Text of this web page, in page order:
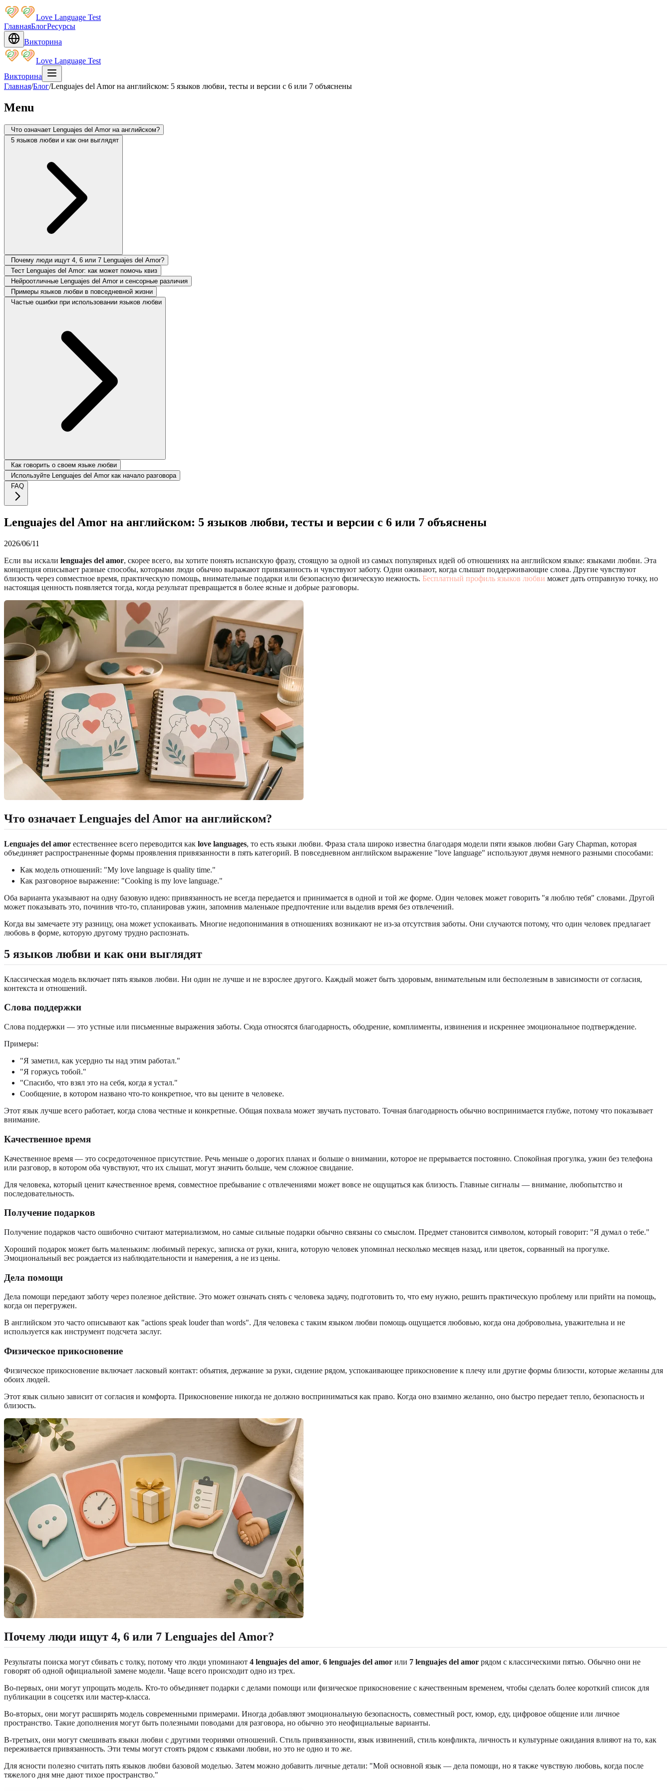
Love Language Test
ГлавнаяБлогРесурсы
Викторина
Love Language Test
Викторина
Главная/Блог/Lenguajes del Amor на английском: 5 языков любви, тесты и версии с 6 или 7 объяснены
Menu
Что означает Lenguajes del Amor на английском?
5 языков любви и как они выглядят
Почему люди ищут 4, 6 или 7 Lenguajes del Amor?
Тест Lenguajes del Amor: как может помочь квиз
Нейроотличные Lenguajes del Amor и сенсорные различия
Примеры языков любви в повседневной жизни
Частые ошибки при использовании языков любви
Как говорить о своем языке любви
Используйте Lenguajes del Amor как начало разговора
FAQ
Lenguajes del Amor на английском: 5 языков любви, тесты и версии с 6 или 7 объяснены
2026/06/11
Если вы искали lenguajes del amor, скорее всего, вы хотите понять испанскую фразу, стоящую за одной из самых популярных идей об отношениях на английском языке: языками любви. Эта
концепция описывает разные способы, которыми люди обычно выражают привязанность и чувствуют заботу. Одни оживают, когда слышат поддерживающие слова. Другие чувствуют
близость через совместное время, практическую помощь, внимательные подарки или безопасную физическую нежность. Бесплатный профиль языков любви может дать отправную точку, но
настоящая ценность появляется тогда, когда результат превращается в более ясные и добрые разговоры.
Что означает Lenguajes del Amor на английском?
Lenguajes del amor естественнее всего переводится как love languages, то есть языки любви. Фраза стала широко известна благодаря модели пяти языков любви Gary Chapman, которая
объединяет распространенные формы проявления привязанности в пять категорий. В повседневном английском выражение "love language" используют двумя немного разными способами:
Как модель отношений: "My love language is quality time."
Как разговорное выражение: "Cooking is my love language."
Оба варианта указывают на одну базовую идею: привязанность не всегда передается и принимается в одной и той же форме. Один человек может говорить "я люблю тебя" словами. Другой
может показывать это, починив что-то, спланировав ужин, запомнив маленькое предпочтение или выделив время без отвлечений.
Когда вы замечаете эту разницу, она может успокаивать. Многие недопонимания в отношениях возникают не из-за отсутствия заботы. Они случаются потому, что один человек предлагает
любовь в форме, которую другому трудно распознать.
5 языков любви и как они выглядят
Классическая модель включает пять языков любви. Ни один не лучше и не взрослее другого. Каждый может быть здоровым, внимательным или бесполезным в зависимости от согласия,
контекста и отношений.
Слова поддержки
Слова поддержки — это устные или письменные выражения заботы. Сюда относятся благодарность, ободрение, комплименты, извинения и искреннее эмоциональное подтверждение.
Примеры:
"Я заметил, как усердно ты над этим работал."
"Я горжусь тобой."
"Спасибо, что взял это на себя, когда я устал."
Сообщение, в котором названо что-то конкретное, что вы цените в человеке.
Этот язык лучше всего работает, когда слова честные и конкретные. Общая похвала может звучать пустовато. Точная благодарность обычно воспринимается глубже, потому что показывает
внимание.
Качественное время
Качественное время — это сосредоточенное присутствие. Речь меньше о дорогих планах и больше о внимании, которое не прерывается постоянно. Спокойная прогулка, ужин без телефона
или разговор, в котором оба чувствуют, что их слышат, могут значить больше, чем сложное свидание.
Для человека, который ценит качественное время, совместное пребывание с отвлечениями может вовсе не ощущаться как близость. Главные сигналы — внимание, любопытство и
последовательность.
Получение подарков
Получение подарков часто ошибочно считают материализмом, но самые сильные подарки обычно связаны со смыслом. Предмет становится символом, который говорит: "Я думал о тебе."
Хороший подарок может быть маленьким: любимый перекус, записка от руки, книга, которую человек упоминал несколько месяцев назад, или цветок, сорванный на прогулке.
Эмоциональный вес рождается из наблюдательности и намерения, а не из цены.
Дела помощи
Дела помощи передают заботу через полезное действие. Это может означать снять с человека задачу, подготовить то, что ему нужно, решить практическую проблему или прийти на помощь,
когда он перегружен.
В английском это часто описывают как "actions speak louder than words". Для человека с таким языком любви помощь ощущается любовью, когда она добровольна, уважительна и не
используется как инструмент подсчета заслуг.
Физическое прикосновение
Физическое прикосновение включает ласковый контакт: объятия, держание за руки, сидение рядом, успокаивающее прикосновение к плечу или другие формы близости, которые желанны для
обоих людей.
Этот язык сильно зависит от согласия и комфорта. Прикосновение никогда не должно восприниматься как право. Когда оно взаимно желанно, оно быстро передает тепло, безопасность и
близость.
Почему люди ищут 4, 6 или 7 Lenguajes del Amor?
Результаты поиска могут сбивать с толку, потому что люди упоминают 4 lenguajes del amor, 6 lenguajes del amor или 7 lenguajes del amor рядом с классическими пятью. Обычно они не
говорят об одной официальной замене модели. Чаще всего происходит одно из трех.
Во-первых, они могут упрощать модель. Кто-то объединяет подарки с делами помощи или физическое прикосновение с качественным временем, чтобы сделать более короткий список для
публикации в соцсетях или мастер-класса.
Во-вторых, они могут расширять модель современными примерами. Иногда добавляют эмоциональную безопасность, совместный рост, юмор, еду, цифровое общение или личное
пространство. Такие дополнения могут быть полезными поводами для разговора, но обычно это неофициальные варианты.
В-третьих, они могут смешивать языки любви с другими теориями отношений. Стиль привязанности, язык извинений, стиль конфликта, личность и культурные ожидания влияют на то, как
переживается привязанность. Эти темы могут стоять рядом с языками любви, но это не одно и то же.
Для ясности полезно считать пять языков любви базовой моделью. Затем можно добавить личные детали: "Мой основной язык — дела помощи, но я также чувствую любовь, когда после
тяжелого дня мне дают тихое пространство."